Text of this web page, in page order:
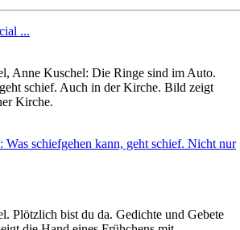
...
schiefgehen kann, geht schief. Nicht nur